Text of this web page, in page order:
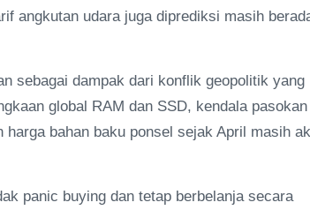
angkutan udara juga diprediksi masih
sebagai dampak dari konflik geopolitik yang
global RAM dan SSD, kendala pasokan
bahan baku ponsel sejak April masih
panic buying dan tetap berbelanja secara